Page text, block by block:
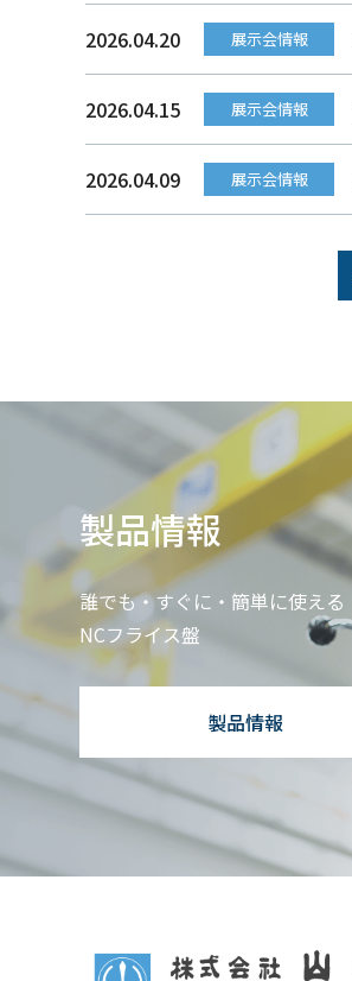
2026.04.20 展示会情報
2026.04.15 展示会情報
2026.04.09 展示会情報
製品情報
誰でも・すぐに・簡単に使える
NCフライス盤
製品情報